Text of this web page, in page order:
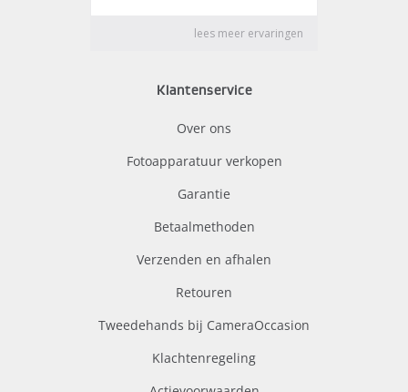
Klantenservice
Over ons
Fotoapparatuur verkopen
Garantie
Betaalmethoden
Verzenden en afhalen
Retouren
Tweedehands bij CameraOccasion
Klachtenregeling